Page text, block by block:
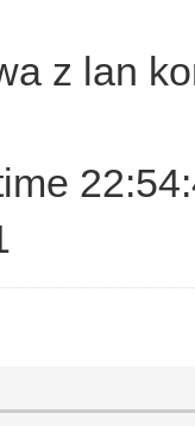
z lan